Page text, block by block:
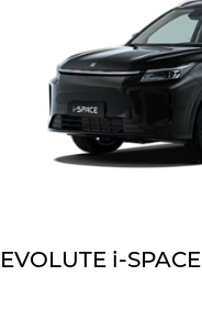
EVOLUTE i-SPACE